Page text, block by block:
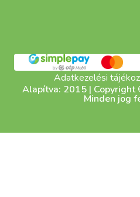
Adatkezelési
Alapítva: 2015 |
Minden jog